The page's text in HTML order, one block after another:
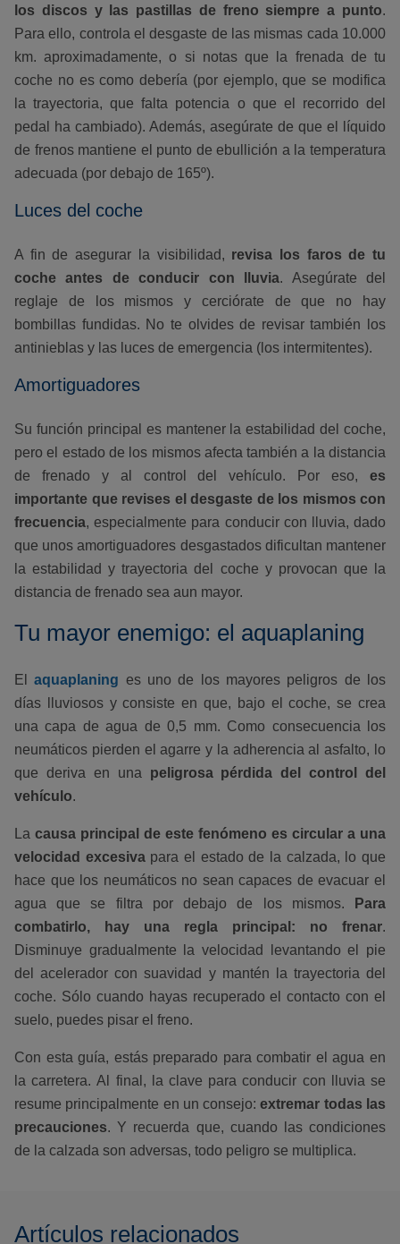
los discos y las pastillas de freno siempre a punto.
Para ello, controla el desgaste de las mismas cada 10.000
km. aproximadamente, o si notas que la frenada de tu
coche no es como debería (por ejemplo, que se modifica
la trayectoria, que falta potencia o que el recorrido del
pedal ha cambiado). Además, asegúrate de que el líquido
de frenos mantiene el punto de ebullición a la temperatura
adecuada (por debajo de 165º).
Luces del coche
A fin de asegurar la visibilidad, revisa los faros de tu
coche antes de conducir con lluvia. Asegúrate del
reglaje de los mismos y cerciórate de que no hay
bombillas fundidas. No te olvides de revisar también los
antinieblas y las luces de emergencia (los intermitentes).
Amortiguadores
Su función principal es mantener la estabilidad del coche,
pero el estado de los mismos afecta también a la distancia
de frenado y al control del vehículo. Por eso, es
importante que revises el desgaste de los mismos con
frecuencia, especialmente para conducir con lluvia, dado
que unos amortiguadores desgastados dificultan mantener
la estabilidad y trayectoria del coche y provocan que la
distancia de frenado sea aun mayor.
Tu mayor enemigo: el aquaplaning
Elaquaplaning es uno de los mayores peligros de los
días lluviosos y consiste en que, bajo el coche, se crea
una capa de agua de 0,5 mm. Como consecuencia los
neumáticos pierden el agarre y la adherencia al asfalto, lo
que deriva en una peligrosa pérdida del control del
vehículo.
La causa principal de este fenómeno es circular a una
velocidad excesivapara el estado de la calzada, lo que
hace que los neumáticos no sean capaces de evacuar el
agua que se filtra por debajo de los mismos.
Para
combatirlo, hay una regla principal: no frenar.
Disminuye gradualmente la velocidad levantando el pie
del acelerador con suavidad y mantén la trayectoria del
coche. Sólo cuando hayas recuperado el contacto con el
suelo, puedes pisar el freno.
Con esta guía, estás preparado para combatir el agua en
la carretera. Al final, la clave para conducir con lluvia se
resume principalmente en un consejo:extremar todas las
precauciones. Y recuerda que, cuando las condiciones
de la calzada son adversas, todo peligro se multiplica.
Artículos relacionados